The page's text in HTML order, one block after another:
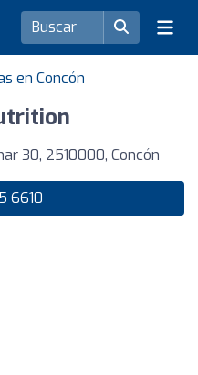
en Concón
30, 2510000, Concón
6610